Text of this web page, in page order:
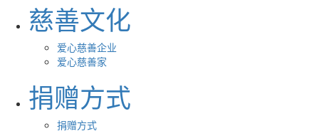
慈善文化
爱心慈善企业
爱心慈善家
捐赠方式
捐赠方式